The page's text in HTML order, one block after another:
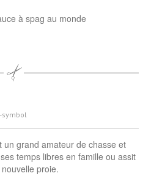
à spag au monde
symbol
un grand amateur de chasse et
temps libres en famille ou assit
proie.